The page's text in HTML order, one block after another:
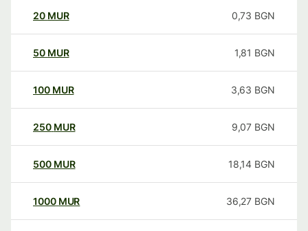
20 MUR 0,73 BGN
50 MUR 1,81 BGN
100 MUR 3,63 BGN
250 MUR 9,07 BGN
500 MUR 18,14 BGN
1000 MUR 36,27 BGN